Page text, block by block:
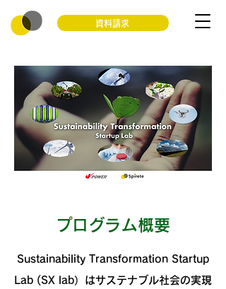
資料請求
プログラム概要
Sustainability Transformation Startup
Lab (SX lab）はサステナブル社会の実現